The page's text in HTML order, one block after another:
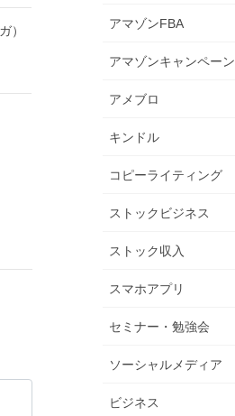
）
アマゾンFBA
アマゾンキャンペーン
アメブロ
キンドル
コピーライティング
ストックビジネス
ストック収入
スマホアプリ
セミナー・勉強会
ソーシャルメディア
ビジネス